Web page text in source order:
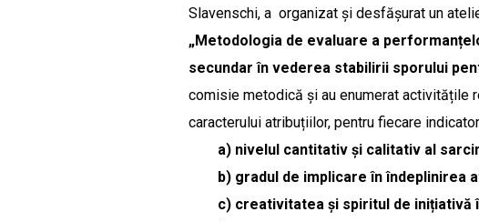
Slavenschi, a organizat și desfășurat un
„Metodologia de evaluare a
secundar în vederea stabilirii sporului
comisie metodică și au enumerat activitățile
caracterului atribuțiilor, pentru fiecare
a) nivelul cantitativ și calitativ al
b) gradul de implicare în îndeplinirea
c) creativitatea și spiritul de inițiativă